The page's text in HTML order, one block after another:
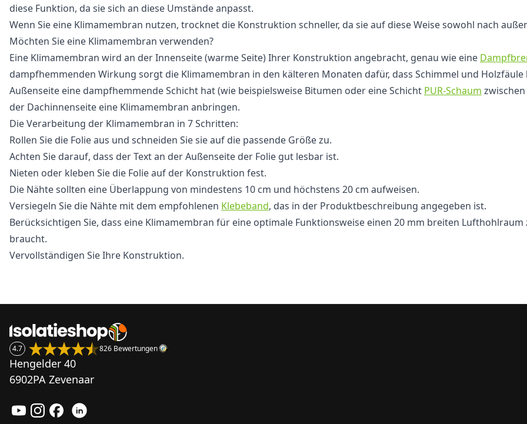
diese Funktion, da sie sich an diese Umstände anpasst.
Wenn Sie eine Klimamembran nutzen, trocknet die Konstruktion schneller, da sie auf diese Weise sowohl nach
Möchten Sie eine Klimamembran verwenden?
Eine Klimamembran wird an der Innenseite (warme Seite) Ihrer Konstruktion angebracht, genau wie eine
dampfhemmenden Wirkung sorgt die Klimamembran in den kälteren Monaten dafür, dass Schimmel und
Außenseite eine dampfhemmende Schicht hat (wie beispielsweise Bitumen oder eine Schicht PUR-Schaum
der Dachinnenseite eine Klimamembran anbringen.
Die Verarbeitung der Klimamembran in 7 Schritten:
Rollen Sie die Folie aus und schneiden Sie sie auf die passende Größe zu.
Achten Sie darauf, dass der Text an der Außenseite der Folie gut lesbar ist.
Nieten oder kleben Sie die Folie auf der Konstruktion fest.
Die Nähte sollten eine Überlappung von mindestens 10 cm und höchstens 20 cm aufweisen.
Versiegeln Sie die Nähte mit dem empfohlenen Klebeband, das in der Produktbeschreibung angegeben ist.
Berücksichtigen Sie, dass eine Klimamembran für eine optimale Funktionsweise einen 20 mm breiten
braucht.
Vervollständigen Sie Ihre Konstruktion.
4.7 826 Bewertungen
Hengelder 40
6902PA Zevenaar